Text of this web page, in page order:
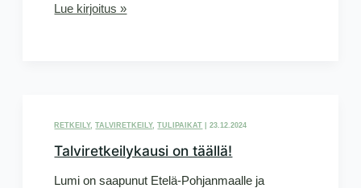
Retki
Lue kirjoitus »
RETKEILY,TALVIRETKEILY,TULIPAIKAT |23.12.2024
Talviretkeilykausi on täällä!
Lumi on saapunut Etelä-Pohjanmaalle ja